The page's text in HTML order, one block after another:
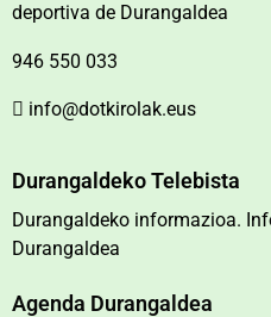
deportiva de Durangaldea
946 550 033
info@dotkirolak.eus
Durangaldeko Telebista
Durangaldeko informazioa.
Durangaldea
Agenda Durangaldea